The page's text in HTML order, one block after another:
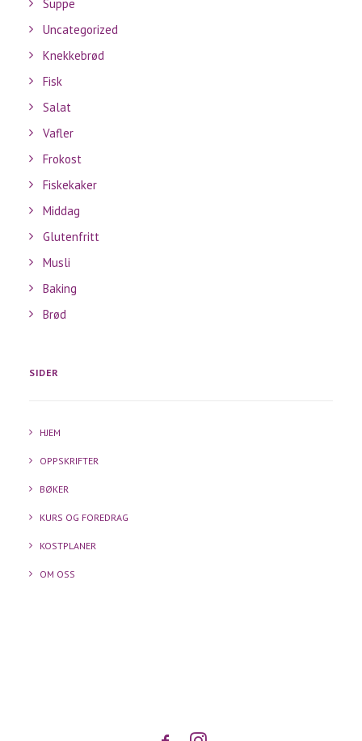
Suppe
Uncategorized
Knekkebrød
Fisk
Salat
Vafler
Frokost
Fiskekaker
Middag
Glutenfritt
Musli
Baking
Brød
SIDER
HJEM
OPPSKRIFTER
BØKER
KURS OG FOREDRAG
KOSTPLANER
OM OSS